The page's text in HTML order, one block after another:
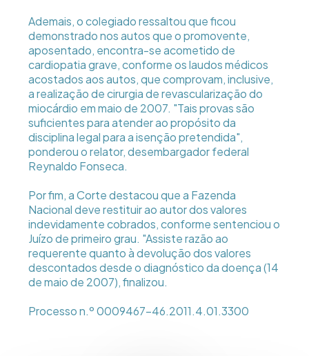
Ademais, o colegiado ressaltou que ficou
demonstrado nos autos que o promovente,
aposentado, encontra-se acometido de
cardiopatia grave, conforme os laudos médicos
acostados aos autos, que comprovam, inclusive,
a realização de cirurgia de revascularização do
miocárdio em maio de 2007. "Tais provas são
suficientes para atender ao propósito da
disciplina legal para a isenção pretendida",
ponderou o relator, desembargador federal
Reynaldo Fonseca.
Por fim, a Corte destacou que a Fazenda
Nacional deve restituir ao autor dos valores
indevidamente cobrados, conforme sentenciou o
Juízo de primeiro grau. "Assiste razão ao
requerente quanto à devolução dos valores
descontados desde o diagnóstico da doença (14
de maio de 2007), finalizou.
Processo n.º 0009467-46.2011.4.01.3300